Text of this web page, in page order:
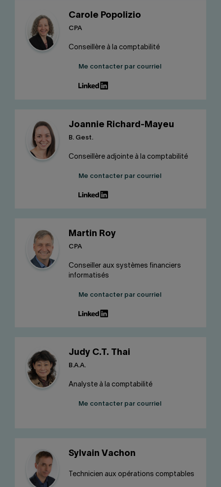
Carole Popolizio
CPA
Conseillère à la comptabilité
Me contacter par courriel
Joannie Richard-Mayeu
B. Gest.
Conseillère adjointe à la comptabilité
Me contacter par courriel
Martin Roy
CPA
Conseiller aux systèmes financiers
informatisés
Me contacter par courriel
Judy C.T. Thai
B.A.A.
Analyste à la comptabilité
Me contacter par courriel
Sylvain Vachon
Technicien aux opérations comptables